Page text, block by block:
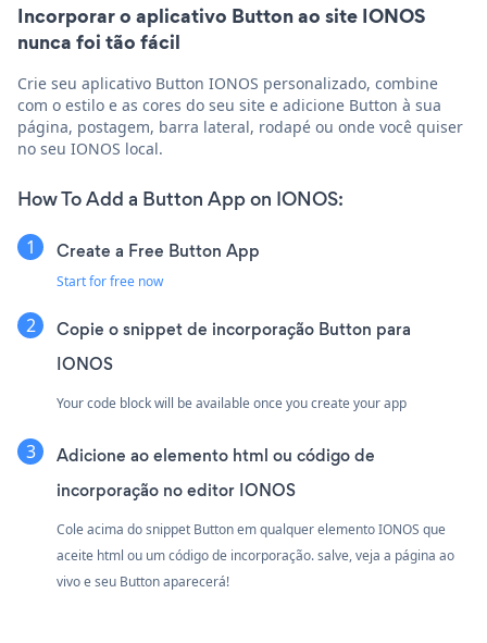
Incorporar o aplicativo Button ao site IONOS
nunca foi tão fácil
Crie seu aplicativo Button IONOS personalizado, combine
com o estilo e as cores do seu site e adicione Button à sua
página, postagem, barra lateral, rodapé ou onde você quiser
no seu IONOS local.
How To Add a Button App on IONOS:
Create a Free Button App
Start for free now
Copie o snippet de incorporação Button para
IONOS
Your code block will be available once you create your app
Adicione ao elemento html ou código de
incorporação no editor IONOS
Cole acima do snippet Button em qualquer elemento IONOS que
aceite html ou um código de incorporação. salve, veja a página ao
vivo e seu Button aparecerá!